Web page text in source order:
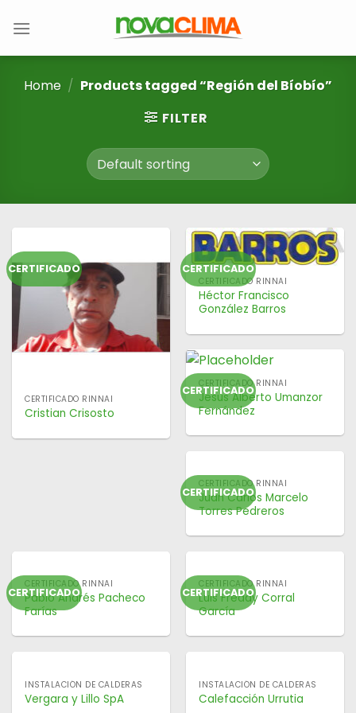
Home / Products tagged “Región del Bíobío”
FILTER
CERTIFICADO
CERTIFICADO RINNAI
Cristian Crisosto
CERTIFICADO
CERTIFICADO RINNAI
Héctor Francisco
González Barros
CERTIFICADO
CERTIFICADO RINNAI
Jesus Alberto Umanzor
Fernández
CERTIFICADO
CERTIFICADO RINNAI
Juan Carlos Marcelo
Torres Pedreros
CERTIFICADO
CERTIFICADO RINNAI
Pablo Andrés Pacheco
Farías
CERTIFICADO
CERTIFICADO RINNAI
Luis Freddy Corral
García
INSTALACIÓN DE CALDERAS
Vergara y Lillo SpA
INSTALACIÓN DE CALDERAS
Calefacción Urrutia